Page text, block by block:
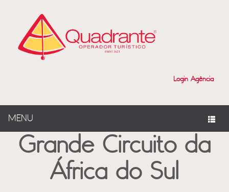
Login Agência
MENU
Grande Circuito da
África do Sul